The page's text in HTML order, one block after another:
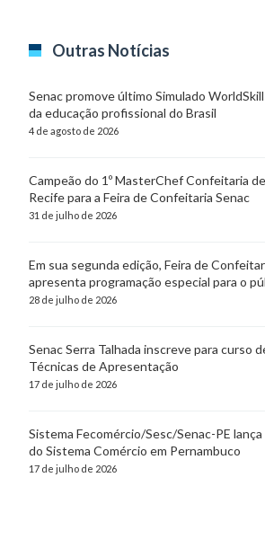
Outras Notícias
Senac promove último Simulado
da educação profissional do Brasil
4 de agosto de 2026
Campeão do 1º MasterChef Confeitaria
Recife para a Feira de Confeitaria Senac
31 de julho de 2026
Em sua segunda edição, Feira de
apresenta programação especial para o
28 de julho de 2026
Senac Serra Talhada inscreve para curso
Técnicas de Apresentação
17 de julho de 2026
Sistema Fecomércio/Sesc/Senac-PE
do Sistema Comércio em Pernambuco
17 de julho de 2026